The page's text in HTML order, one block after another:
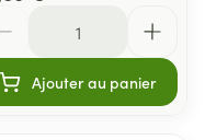
Ajouter au panier